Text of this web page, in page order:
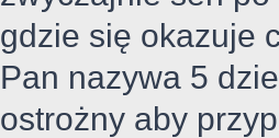
gdzie się okazuje
Pan nazywa 5
ostrożny aby